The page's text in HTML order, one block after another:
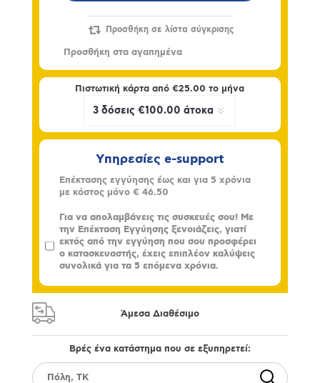
Πιστωτική κάρτα από€25.00 το μήνα
Υπηρεσίες e-support
Επέκτασης εγγύησης έως και για 5 χρόνια
με κόστος μόνο € 46.50
Για να απολαμβάνεις τις συσκευές σου! Με
την Επέκταση Εγγύησης ξενοιάζεις, γιατί
εκτός από την εγγύηση που σου προσφέρει
ο κατασκευαστής, έχεις επιπλέον καλύψεις
συνολικά για τα 5 επόμενα χρόνια.
Άμεσα Διαθέσιμο
Βρές ένα κατάστημα που σε εξυπηρετεί: